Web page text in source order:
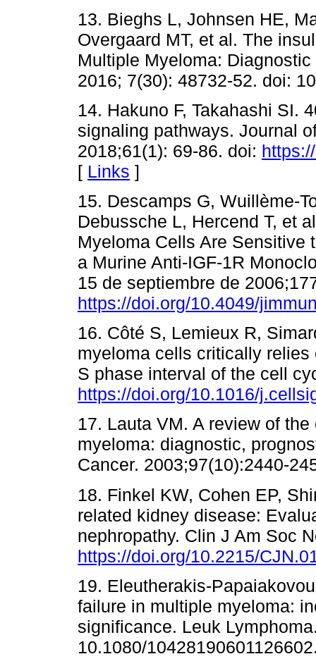
13. Bieghs L, Johnsen HE,
Overgaard MT, et al. The
Multiple Myeloma:
2016; 7(30): 48732-52. doi:
14. Hakuno F, Takahashi SI.
signaling pathways. Journal
2018;61(1): 69-86. doi:
[ Links ]
15. Descamps G, Wuillème-
Debussche L, Hercend T, et
Myeloma Cells Are Sensitive
a Murine Anti-IGF-1R
15 de septiembre de
https://doi.org/10.4049/
16. Côté S, Lemieux R,
myeloma cells critically
S phase interval of the cell
https://doi.org/10.1016/
17. Lauta VM. A review of
myeloma: diagnostic,
Cancer.
18. Finkel KW, Cohen EP,
related kidney disease:
nephropathy. Clin J Am Soc
https://doi.org/10.2215/
19. Eleutherakis-
failure in multiple myeloma:
significance. Leuk
10.1080/